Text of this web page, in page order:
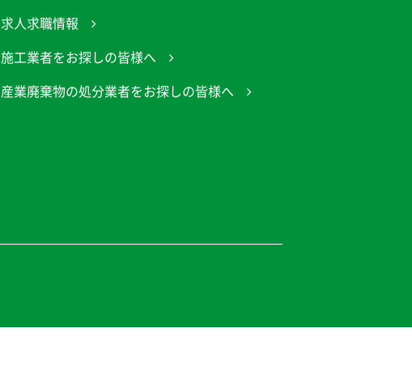
求人求職情報
施工業者をお探しの皆様へ
産業廃棄物の処分業者をお探しの皆様へ